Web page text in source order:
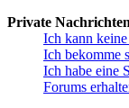
Private Nachrichten
Ich kann
Ich bekomme
Ich habe eine
Forums